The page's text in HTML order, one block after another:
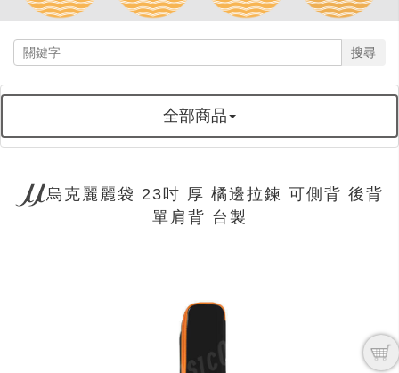
搜尋
全部商品
烏克麗麗袋 23吋 厚 橘邊拉鍊 可側背 後背
單肩背 台製